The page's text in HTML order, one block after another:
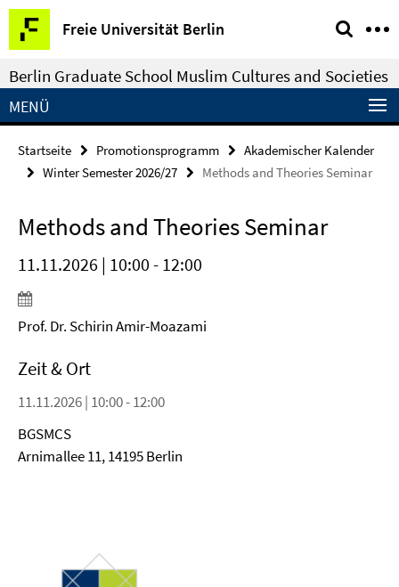
Springe
direkt
zu
Inhalt
Freie Universität Berlin
Service-
Navigation
Berlin Graduate School Muslim Cultures and Societies
MENÜ
Startseite Promotionsprogramm
Akademischer Kalender
Winter Semester 2026/27
Methods and Theories Seminar
Methods and Theories Seminar
11.11.2026 | 10:00 - 12:00
Prof. Dr. Schirin Amir-Moazami
Zeit & Ort
11.11.2026 | 10:00 - 12:00
BGSMCS
Arnimallee 11, 14195 Berlin